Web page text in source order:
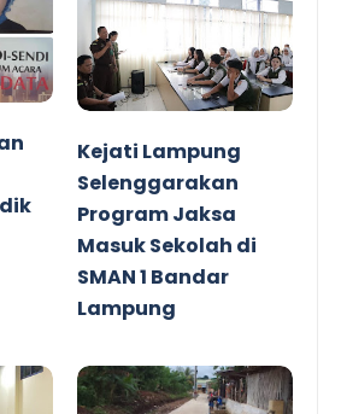
Kejati Lampung
Selenggarakan
Program Jaksa
Masuk Sekolah di
SMAN 1 Bandar
Lampung